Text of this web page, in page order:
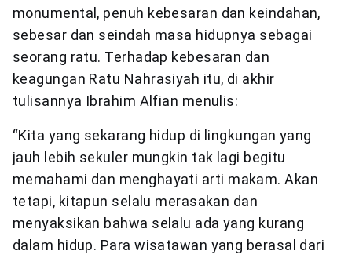
monumental, penuh kebesaran dan keindahan,
sebesar dan seindah masa hidupnya sebagai
seorang ratu. Terhadap kebesaran dan
keagungan Ratu Nahrasiyah itu, di akhir
tulisannya Ibrahim Alfian menulis:
“Kita yang sekarang hidup di lingkungan yang
jauh lebih sekuler mungkin tak lagi begitu
memahami dan menghayati arti makam. Akan
tetapi, kitapun selalu merasakan dan
menyaksikan bahwa selalu ada yang kurang
dalam hidup. Para wisatawan yang berasal dari